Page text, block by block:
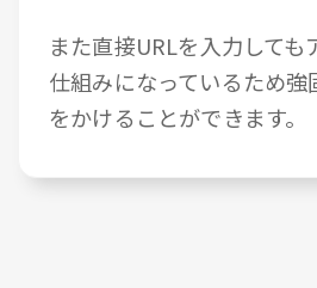
また直接URLを入力しても
仕組みになっているため強
をかけることができます。